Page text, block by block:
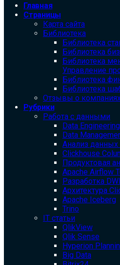
Главная
Страницы
Карта сайта
Библиотека
Библиотека
Библиотека
Библиотека
Управление
Библиотека
Библиотека
Отзывы о
Рубрики
Работа с данными
Data Engineering
Data
Анализ данных
Clickhouse
Продуктовая
Apache Airflow
Разработка
Архитектура
Apache Iceberg
Trino
IT статьи
QlikView
Qlik Sense
Hyperion
Big Data